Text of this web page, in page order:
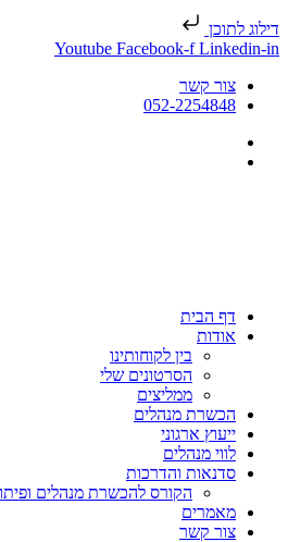
דילוג לתוכן
Youtube Facebook-f Linkedin-in
צור קשר
052-2254848
דף הבית
אודות
בין לקוחותינו
הסרטונים שלי
ממליצים
הכשרת מנהלים
ייעוץ ארגוני
לווי מנהלים
סדנאות והדרכות
הקורס להכשרת מנהלים
מאמרים
צור קשר